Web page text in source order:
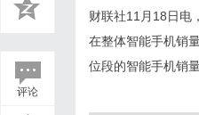
评论
财联社11月18日电
在整体智能手机销
位段的智能手机销